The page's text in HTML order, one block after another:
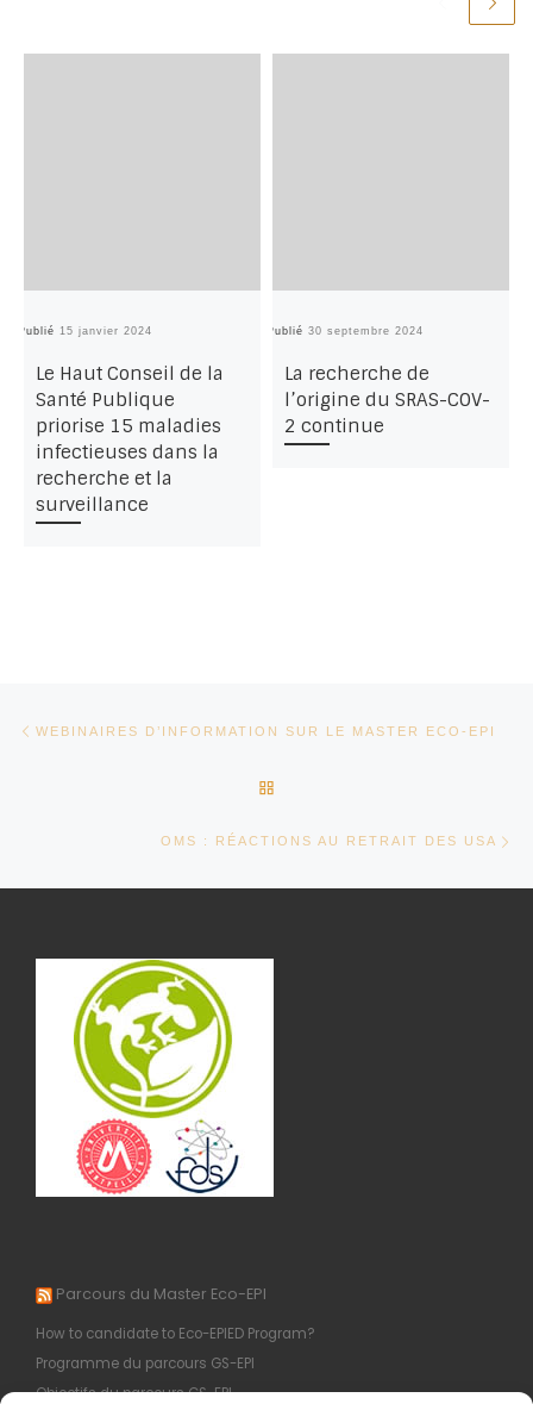
Publié15 janvier 2024
Le Haut Conseil de la
Santé Publique
priorise 15 maladies
infectieuses dans la
recherche et la
surveillance
Publié30 septembre 2024
La recherche de
l’origine du SRAS-COV-
2 continue
WEBINAIRES D’INFORMATION SUR LE MASTER ECO-EPI
OMS : RÉACTIONS AU RETRAIT DES USA
Parcours du Master Eco-EPI
How to candidate to Eco-EPIED Program?
Programme du parcours GS-EPI
Objectifs du parcours GS-EPI